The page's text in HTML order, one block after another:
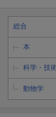
総合
本
科学・技
動物学